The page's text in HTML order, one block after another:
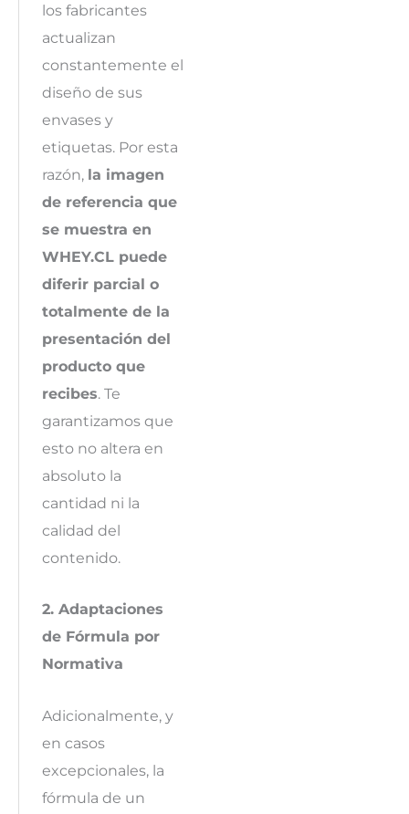
los fabricantes
actualizan
constantemente el
diseño de sus
envases y
etiquetas. Por esta
razón, la imagen
de referencia que
se muestra en
WHEY.CL puede
diferir parcial o
totalmente de la
presentación del
producto que
recibes. Te
garantizamos que
esto no altera en
absoluto la
cantidad ni la
calidad del
contenido.
2. Adaptaciones
de Fórmula por
Normativa
Adicionalmente, y
en casos
excepcionales, la
fórmula de un